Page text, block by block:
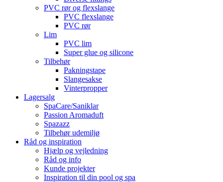
PVC rør og flexslange
PVC flexslange
PVC rør
Lim
PVC lim
Super glue og silicone
Tilbehør
Pakningstape
Slangesakse
Vinterpropper
Lagersalg
SpaCare/Saniklar
Passion Aromaduft
Spazazz
Tilbehør udemiljø
Råd og inspiration
Hjælp og vejledning
Råd og info
Kunde projekter
Inspiration til din pool og spa